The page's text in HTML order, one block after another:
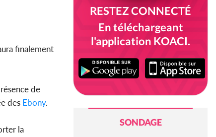
finalement
de
des Ebony.
la
RESTEZ CONNECTÉ
En téléchargeant
l'application KOACI.
SONDAGE